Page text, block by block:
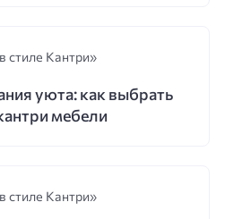
Кантри»
уюта: как выбрать
мебели
Кантри»